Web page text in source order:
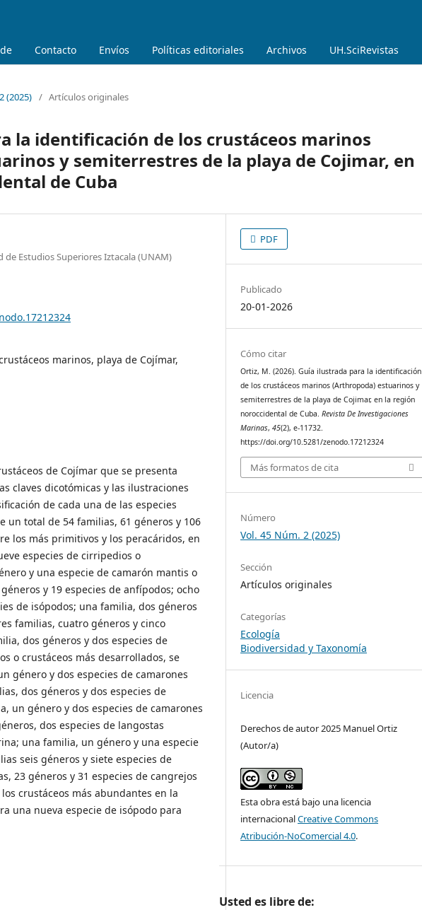
Contacto Envíos Políticas editoriales Archivos UH.SciRevistas
(2025) / Artículos originales
la identificación de los crustáceos marinos
y semiterrestres de la playa de Cojimar, en
de Cuba
Estudios Superiores Iztacala (UNAM)
marinos, playa de Cojímar,
de Cojímar que se presenta
claves dicotómicas y las ilustraciones
de cada una de las especies
un total de 54 familias, 61 géneros y 106
los más primitivos y los peracáridos, en
especies de cirripedios o
y una especie de camarón mantis o
y 19 especies de anfípodos; ocho
de isópodos; una familia, dos géneros
familias, cuatro géneros y cinco
dos géneros y dos especies de
o crustáceos más desarrollados, se
género y dos especies de camarones
dos géneros y dos especies de
un género y dos especies de camarones
dos especies de langostas
una familia, un género y una especie
seis géneros y siete especies de
23 géneros y 31 especies de cangrejos
crustáceos más abundantes en la
una nueva especie de isópodo para
PDF
Publicado
20-01-2026
Cómo citar
Ortiz, M. (2026). Guía ilustrada para la identificación
de los crustáceos marinos (Arthropoda) estuarinos y
semiterrestres de la playa de Cojimar, en la región
noroccidental de Cuba.Revista De Investigaciones
Marinas,45(2), e-11732.
https://doi.org/10.5281/zenodo.17212324
Más formatos de cita
Número
Vol. 45 Núm. 2 (2025)
Sección
Artículos originales
Categorías
Ecología
Biodiversidad y Taxonomía
Licencia
Derechos de autor 2025 Manuel Ortiz
(Autor/a)
Esta obra está bajo una licencia
internacionalCreative Commons
Atribución-NoComercial 4.0.
Usted es libre de: